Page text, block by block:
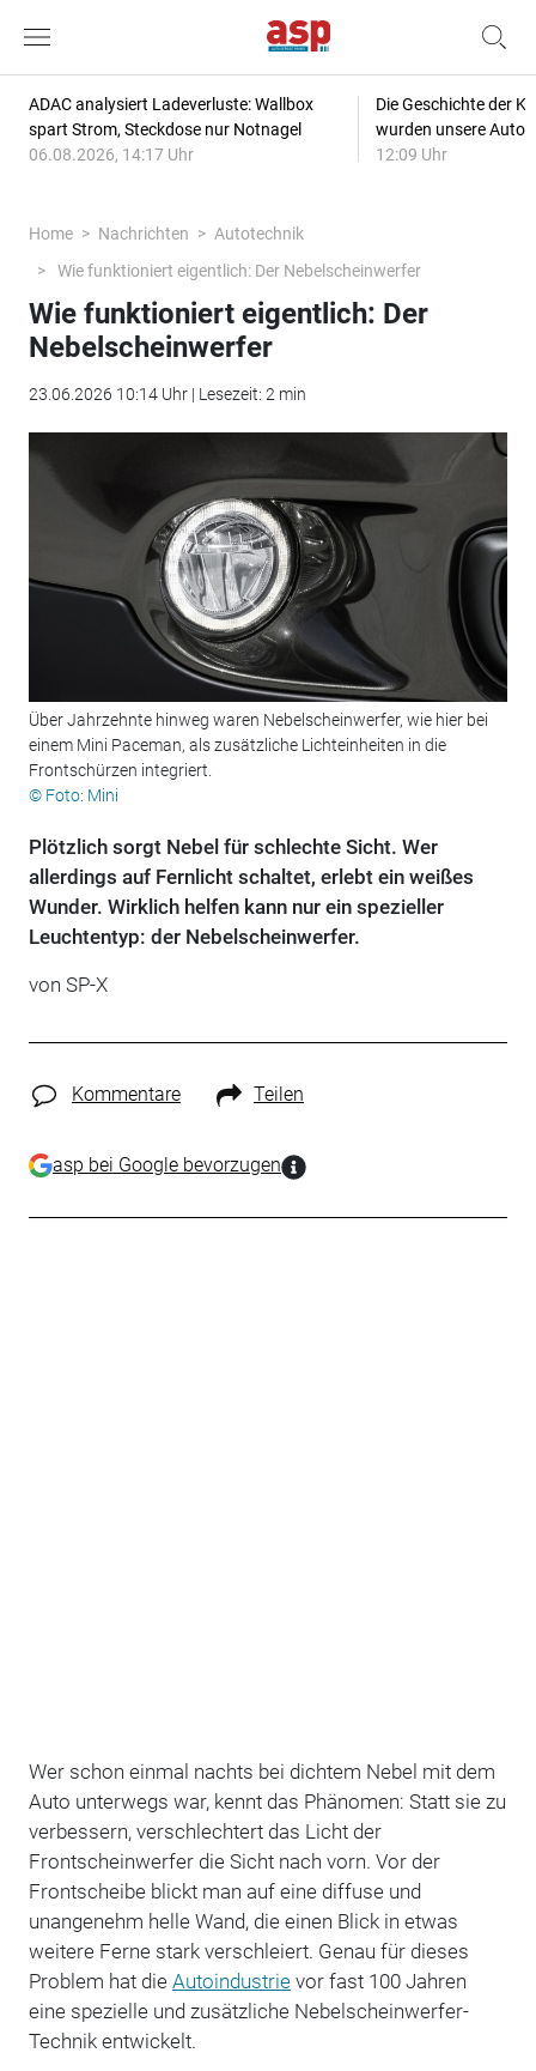
ADAC analysiert Ladeverluste: Wallbox
spart Strom, Steckdose nur Notnagel
06.08.2026, 14:17 Uhr
Die Geschichte der
wurden unsere
12:09 Uhr
Home Nachrichten
Autotechnik
Wie funktioniert eigentlich: Der Nebelscheinwerfer
Wie funktioniert eigentlich: Der
Nebelscheinwerfer
23.06.2026 10:14 Uhr | Lesezeit: 2 min
Über Jahrzehnte hinweg waren Nebelscheinwerfer, wie hier bei
einem Mini Paceman, als zusätzliche Lichteinheiten in die
Frontschürzen integriert.
© Foto: Mini
Plötzlich sorgt Nebel für schlechte Sicht. Wer
allerdings auf Fernlicht schaltet, erlebt ein weißes
Wunder. Wirklich helfen kann nur ein spezieller
Leuchtentyp: der Nebelscheinwerfer.
von SP-X
Kommentare Teilen
asp bei Google bevorzugen
Wer schon einmal nachts bei dichtem Nebel mit dem
Auto unterwegs war, kennt das Phänomen: Statt sie zu
verbessern, verschlechtert das Licht der
Frontscheinwerfer die Sicht nach vorn. Vor der
Frontscheibe blickt man auf eine diffuse und
unangenehm helle Wand, die einen Blick in etwas
weitere Ferne stark verschleiert. Genau für dieses
Problem hat die Autoindustrievor fast 100 Jahren
eine spezielle und zusätzliche Nebelscheinwerfer-
Technik entwickelt.